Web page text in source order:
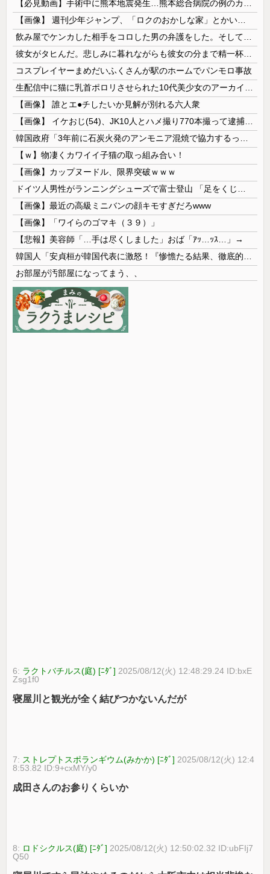
コスプレイヤーまめだいふくさんが駅のホームでパンモロ事故
【画像】 誰とエ●チしたいか見解が別れる六人衆
【ｗ】物凄くカワイイ子猫の取っ組み合い！
【画像】カップヌードル、限界突破ｗｗｗ
【画像】最近の高級ミニバンの顔キモすぎだろwww
【画像】「ワイらのゴマキ（３９）」
【悲報】美容師「…手は尽くしました」おば「ｱｯ…ｯｽ…」→
お部屋が汚部屋になってまう、、
6: ラクトバチルス(庭) [ﾆﾀﾞ] 2025/08/12(火) 12:48:29.24 ID:bxE
Zsg1f0
寝屋川と観光が全く結びつかないんだが
7: ストレプトスポランギウム(みかか) [ﾆﾀﾞ] 2025/08/12(火) 12:4
8:53.82 ID:9+cxMY/y0
成田さんのお参りくらいか
8: ロドシクルス(庭) [ﾆﾀﾞ] 2025/08/12(火) 12:50:02.32 ID:ubFIj7
Q50